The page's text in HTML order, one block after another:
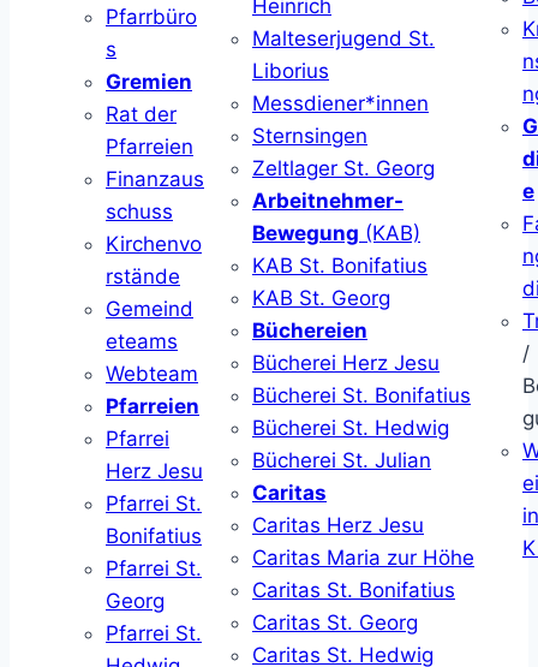
Pfarrbüro
s
Gremien
Rat der
Pfarreien
Finanzaus
schuss
Kirchenvo
rstände
Gemeind
eteams
Webteam
Pfarreien
Pfarrei
Herz Jesu
Pfarrei St.
Bonifatius
Pfarrei St.
Georg
Pfarrei St.
Heinrich
Malteserjugend St.
Liborius
Messdiener*innen
Sternsingen
Zeltlager St. Georg
Arbeitnehmer-
Bewegung (KAB)
KAB St. Bonifatius
KAB St. Georg
Büchereien
Bücherei Herz Jesu
Bücherei St. Bonifatius
Bücherei St. Hedwig
Bücherei St. Julian
Caritas
Caritas Herz Jesu
Caritas Maria zur Höhe
Caritas St. Bonifatius
Caritas St. Georg
Caritas St. Hedwig
e
/